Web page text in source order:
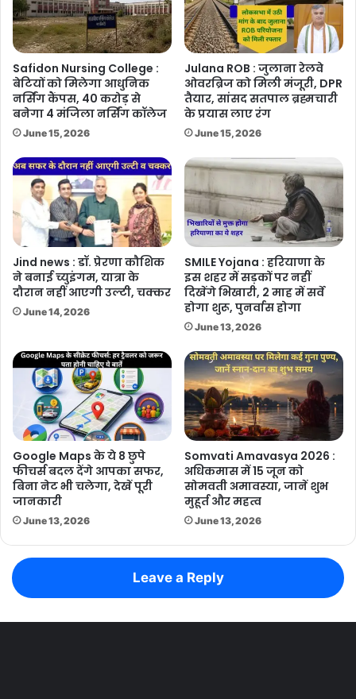
Safidon Nursing College :
बेटियों को मिलेगा आधुनिक
नर्सिंग कैंपस, 40 करोड़ से
बनेगा 4 मंजिला नर्सिंग कॉलेज
June 15, 2026
Julana ROB : जुलाना रेलवे
ओवरब्रिज को मिली मंजूरी, DPR
तैयार, सांसद सतपाल ब्रह्मचारी
के प्रयास लाए रंग
June 15, 2026
Jind news : डॉ. प्रेरणा कौशिक
ने बनाई च्युइंगम, यात्रा के
दौरान नहीं आएगी उल्टी, चक्कर
June 14, 2026
SMILE Yojana : हरियाणा के
इस शहर में सड़कों पर नहीं
दिखेंगे भिखारी, 2 माह में सर्वे
होगा शुरू, पुनर्वास होगा
June 13, 2026
Google Maps के ये 8 छुपे
फीचर्स बदल देंगे आपका सफर,
बिना नेट भी चलेगा, देखें पूरी
जानकारी
June 13, 2026
Somvati Amavasya 2026 :
अधिकमास में 15 जून को
सोमवती अमावस्या, जानें शुभ
मुहूर्त और महत्व
June 13, 2026
Leave a Reply